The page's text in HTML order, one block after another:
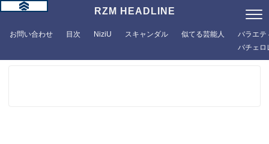
RZM HEADLINE
お問い合わせ 目次 NiziU スキャンダル 似てる芸能人
バラエテ
バチェロ